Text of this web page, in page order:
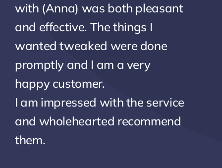
with (Anna) was both pleasant
and effective. The things I
wanted tweaked were done
promptly and I am a very
happy customer.
I am impressed with the service
and wholehearted recommend
them.